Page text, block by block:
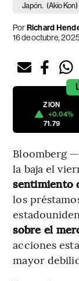
Japón. (Akio Kon)
PorRichard
16 de octubre,
ZION
+0.04%
71.79
Bloomberg
la baja el
sentimiento
los
sobre el
acciones
mayor